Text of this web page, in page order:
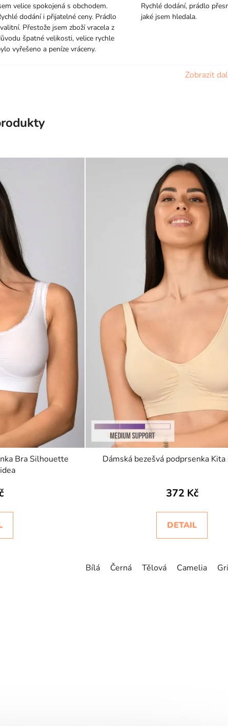
velice spokojená s obchodem.
dodání i přijatelné ceny. Prádlo
Přestože jsem zboží vracela z
špatné velikosti, velice rychle
vyřešeno a peníze vráceny.
Rychlé dodání, prádlo
jaké jsem hledala.
Zobrazit
Bra Silhouette
Dámská bezešvá podprsenka
372 Kč
DETAIL
Bílá Černá Tělová Camelia